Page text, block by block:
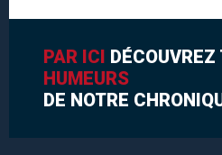
PAR ICI DÉCOUVREZ
HUMEURS
DE NOTRE